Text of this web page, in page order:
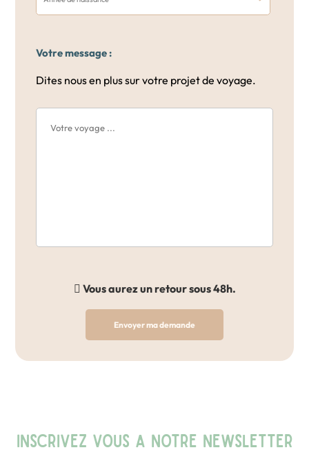
Votre message :
Dites nous en plus sur votre projet de voyage.
Vous aurez un retour sous 48h.
Envoyer ma demande
INSCRIVEZ VOUS A NOTRE NEWSLETTER